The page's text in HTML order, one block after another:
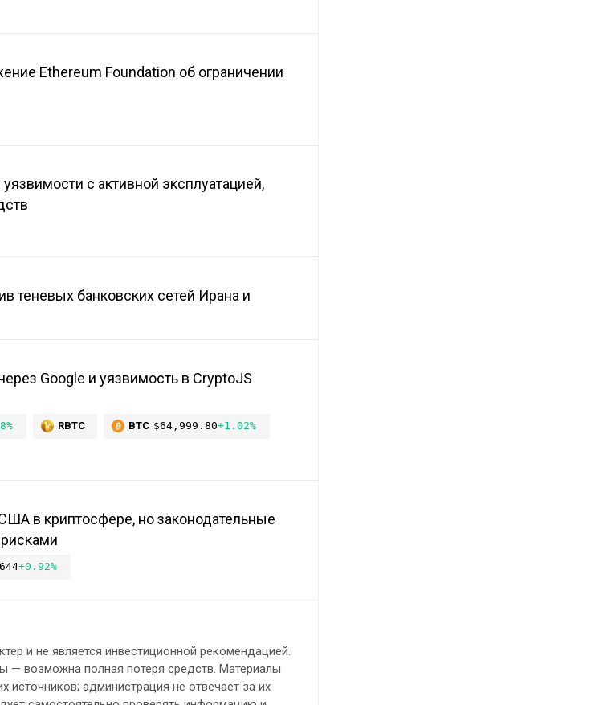
Ethereum Foundation об ограничении
с активной эксплуатацией,
теневых банковских сетей Ирана и
Google и уязвимость в CryptoJS
RBTC BTC $64,999.80+1.02%
в криптосфере, но законодательные
+0.92%
и не является инвестиционной рекомендацией.
— возможна полная потеря средств. Материалы
источников; администрация не отвечает за их